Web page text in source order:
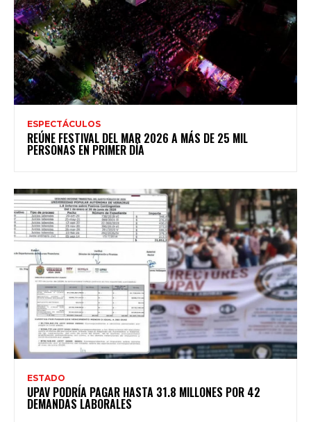
ESPECTÁCULOS
REÚNE FESTIVAL DEL MAR 2026 A MÁS DE 25 MIL
PERSONAS EN PRIMER DÍA
ESTADO
UPAV PODRÍA PAGAR HASTA 31.8 MILLONES POR 42
DEMANDAS LABORALES